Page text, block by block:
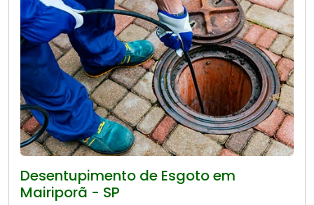
Desentupimento de Esgoto em
Mairiporã - SP